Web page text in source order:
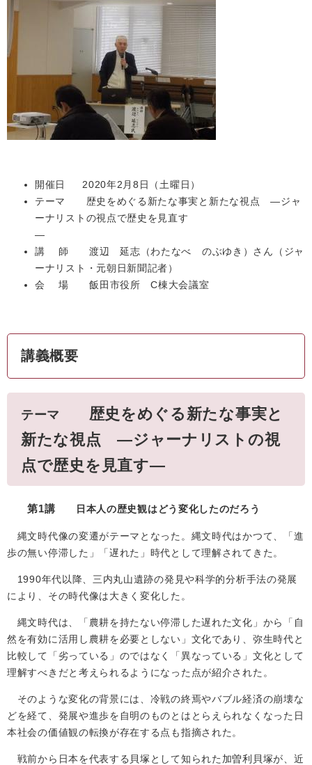
開催日 2020年2月8日（土曜日）
テーマ 歴史をめぐる新たな事実と新たな視点 ―ジャ
ーナリストの視点で歴史を見直す
―
講 師 渡辺 延志（わたなべ のぶゆき）さん（ジャ
ーナリスト・元朝日新聞記者）
会 場 飯田市役所 C棟大会議室
講義概要
テーマ
歴史をめぐる新たな事実と
新たな視点 ―ジャーナリストの視
点で歴史を見直す―
第1講 日本人の歴史観はどう変化したのだろう
縄文時代像の変遷がテーマとなった。縄文時代はかつて、「進
歩の無い停滞した」「遅れた」時代として理解されてきた。
1990年代以降、三内丸山遺跡の発見や科学的分析手法の発展
により、その時代像は大きく変化した。
縄文時代は、「農耕を持たない停滞した遅れた文化」から「自
然を有効に活用し農耕を必要としない」文化であり、弥生時代と
比較して「劣っている」のではなく「異なっている」文化として
理解すべきだと考えられるようになった点が紹介された。
そのような変化の背景には、冷戦の終焉やバブル経済の崩壊な
どを経て、発展や進歩を自明のものとはとらえられなくなった日
本社会の価値観の転換が存在する点も指摘された。
戦前から日本を代表する貝塚として知られた加曽利貝塚が、近